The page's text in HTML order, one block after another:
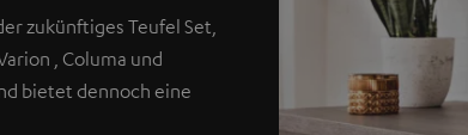
zukünftiges Teufel Set,
, Columa und
bietet dennoch eine